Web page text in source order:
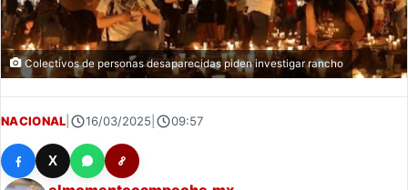
Colectivos de personas desaparecidas piden investigar rancho
NACIONAL 16/03/2025 09:57
X